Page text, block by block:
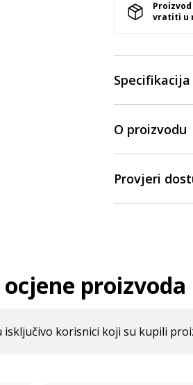
vratiti u
Specifikacija
O proizvodu
Provjeri
proizvoda
isključivo korisnici koji su kupili